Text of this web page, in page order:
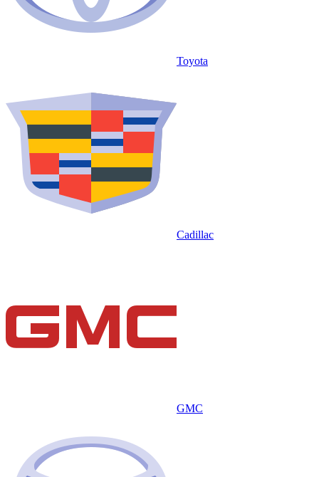
Toyota
Cadillac
GMC